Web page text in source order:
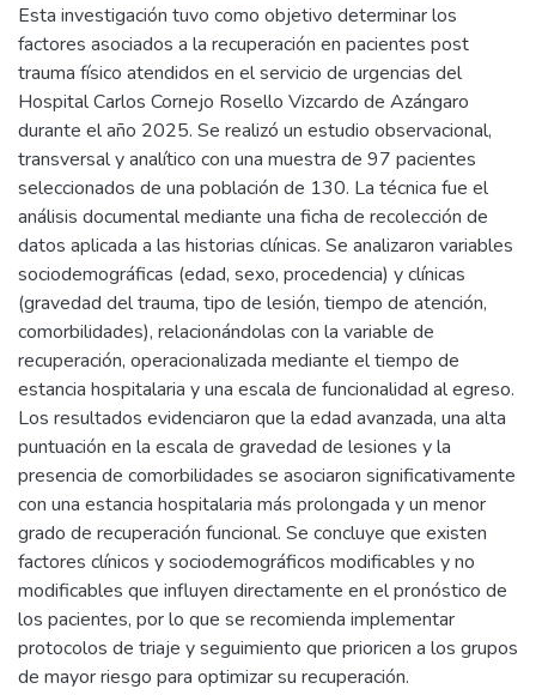
Esta investigación tuvo como objetivo determinar los
factores asociados a la recuperación en pacientes post
trauma físico atendidos en el servicio de urgencias del
Hospital Carlos Cornejo Rosello Vizcardo de Azángaro
durante el año 2025. Se realizó un estudio observacional,
transversal y analítico con una muestra de 97 pacientes
seleccionados de una población de 130. La técnica fue el
análisis documental mediante una ficha de recolección de
datos aplicada a las historias clínicas. Se analizaron variables
sociodemográficas (edad, sexo, procedencia) y clínicas
(gravedad del trauma, tipo de lesión, tiempo de atención,
comorbilidades), relacionándolas con la variable de
recuperación, operacionalizada mediante el tiempo de
estancia hospitalaria y una escala de funcionalidad al egreso.
Los resultados evidenciaron que la edad avanzada, una alta
puntuación en la escala de gravedad de lesiones y la
presencia de comorbilidades se asociaron significativamente
con una estancia hospitalaria más prolongada y un menor
grado de recuperación funcional. Se concluye que existen
factores clínicos y sociodemográficos modificables y no
modificables que influyen directamente en el pronóstico de
los pacientes, por lo que se recomienda implementar
protocolos de triaje y seguimiento que prioricen a los grupos
de mayor riesgo para optimizar su recuperación.